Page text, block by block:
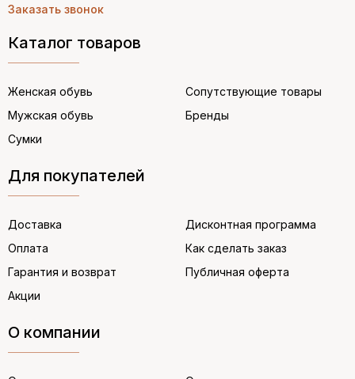
Каталог товаров
Женская обувь
Мужская обувь
Сумки
Сопутствующие товары
Бренды
Для покупателей
Доставка
Оплата
Гарантия и возврат
Акции
Дисконтная программа
Как сделать заказ
Публичная оферта
О компании
Заказать звонок